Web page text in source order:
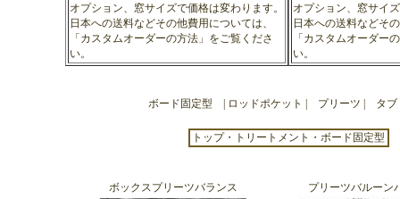
オプション、窓サイズで価格は変わります。
日本への送料などその他費用については、
「カスタムオーダーの方法」 をご覧くださ
い。
オプション、窓サイ
日本への送料などそ
「カスタムオーダー
い。
ボード固定型 ロッドポケット プリーツ タブ
トップ・トリートメント・ ボード固定型
ボックスプリーツバランス プリーツバルーン